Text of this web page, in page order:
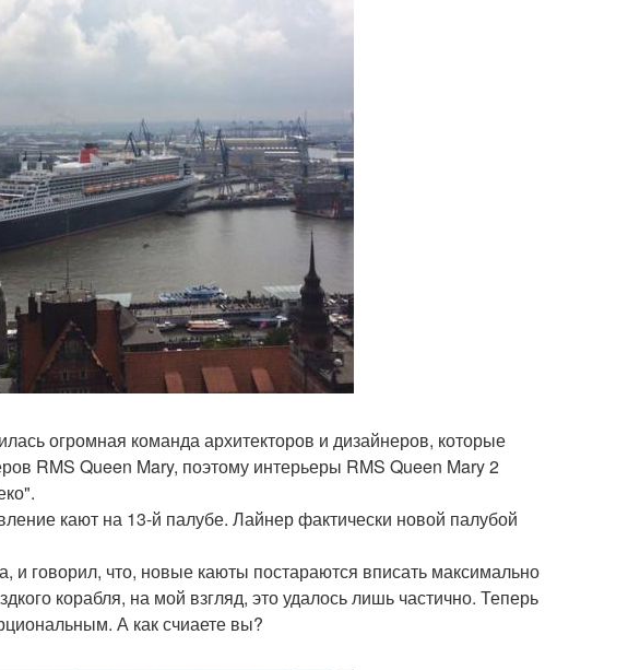
огромная команда архитекторов и дизайнеров, которые
RMS Queen Mary, поэтому интерьеры RMS Queen Mary 2
кают на 13-й палубе. Лайнер фактически новой палубой
и говорил, что, новые каюты постараются вписать максимально
корабля, на мой взгляд, это удалось лишь частично. Теперь
А как счиаете вы?